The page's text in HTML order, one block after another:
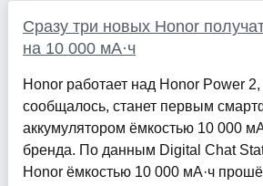
Сразу три новых Honor
на 10 000 мА·ч
Honor работает над Honor Power
сообщалось, станет первым
аккумулятором ёмкостью 10 000
бренда. По данным Digital Chat
Honor ёмкостью 10 000 мА·ч